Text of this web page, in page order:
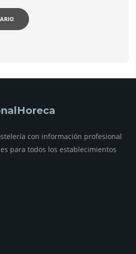
con información profesional
para todos los establecimientos